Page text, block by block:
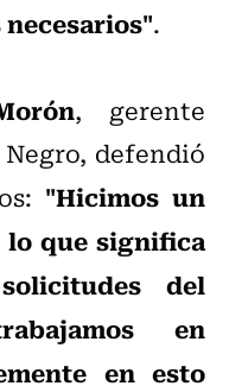
.
, gerente
defendió
"Hicimos un
que significa
del
en
en esto